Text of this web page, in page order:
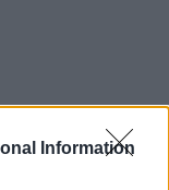
Information
–